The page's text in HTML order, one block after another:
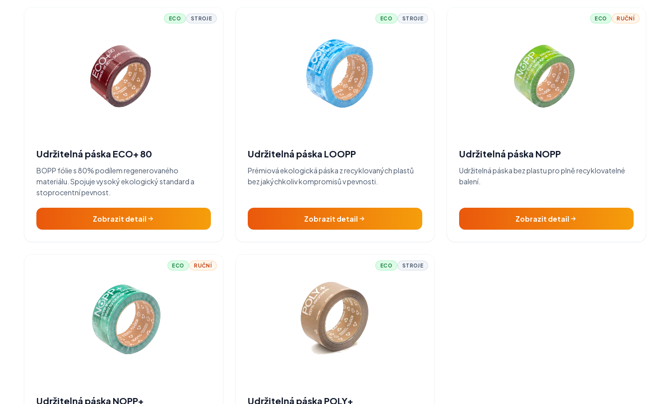
ECO STROJE
Udržitelná páska ECO+ 80
BOPP fólie s 80% podílem regenerovaného
materiálu. Spojuje vysoký ekologický standard a
stoprocentní pevnost.
Zobrazit detail
ECO STROJE
Udržitelná páska LOOPP
Prémiová ekologická páska z recyklovaných plastů
bez jakýchkoliv kompromisů v pevnosti.
Zobrazit detail
ECO RUČNÍ
Udržitelná páska NOPP
Udržitelná páska bez plastu pro plně recyklovatelné
balení.
Zobrazit detail
ECO RUČNÍ
Udržitelná páska NOPP+
ECO STROJE
Udržitelná páska POLY+